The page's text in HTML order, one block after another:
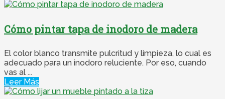
Cómo pintar tapa de inodoro de madera
El color blanco transmite pulcritud y limpieza, lo cual es
adecuado para un inodoro reluciente. Por eso, cuando
vas al ...
Leer Más